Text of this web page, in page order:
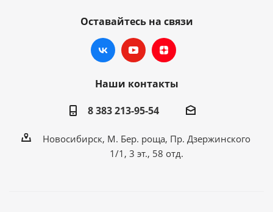
Оставайтесь на связи
Наши контакты
8 383 213-95-54
Новосибирск, М. Бер. роща, Пр. Дзержинского
1/1, 3 эт., 58 отд.